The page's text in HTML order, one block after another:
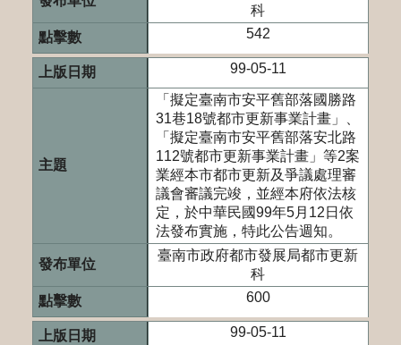
科
542
99-05-11
「擬定臺南市安平舊部落國勝路
31巷18號都市更新事業計畫」、
「擬定臺南市安平舊部落安北路
112號都市更新事業計畫」等2案
業經本市都市更新及爭議處理審
議會審議完竣，並經本府依法核
定，於中華民國99年5月12日依
法發布實施，特此公告週知。
臺南市政府都市發展局都市更新
科
600
99-05-11